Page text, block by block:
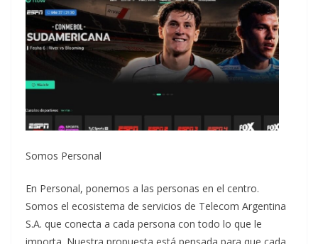
Somos Personal
En Personal, ponemos a las personas en el centro.
Somos el ecosistema de servicios de Telecom Argentina
S.A. que conecta a cada persona con todo lo que le